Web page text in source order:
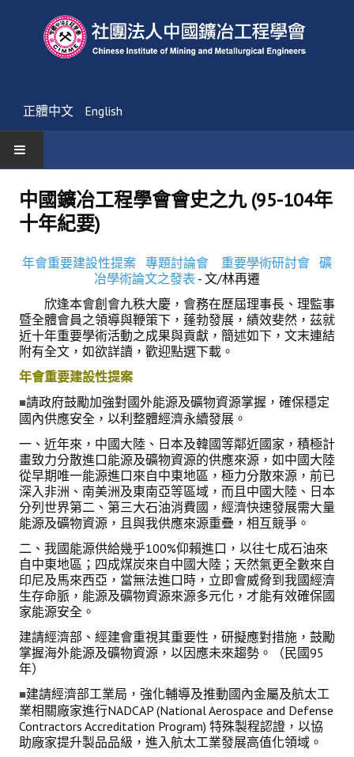
正體中文 English
首頁
最新消息
活動通告
學會簡介
理事長的話
學會會史
學會會歌
學會會址沿革
學會組織與架構
架構圖
理監事會
現任學會職員錄
重要章則
論文評選辦法
學生獎勵金申請辦法
盧善棟獎學金評選辦法
鑛冶期刊徵稿
中國鑛冶工程學會會史之九 (95-104年
十年紀要)
年會重要建設性提案 專題討論會 重要學術研討會 礦
冶學術論文之發表 - 文/林再遷
欣逢本會創會九秩大慶，會務在歷屆理事長、理監事
暨全體會員之領導與鞭策下，蓬勃發展，績效斐然，茲就
近十年重要學術活動之成果與貢獻，簡述如下，文末連結
附有全文，如欲詳讀，歡迎點選下載。
年會重要建設性提案
■請政府鼓勵加強對國外能源及礦物資源掌握，確保穩定
國內供應安全，以利整體經濟永續發展。
一、近年來，中國大陸、日本及韓國等鄰近國家，積極計
畫致力分散進口能源及礦物資源的供應來源，如中國大陸
從早期唯一能源進口來自中東地區，極力分散來源，前已
深入非洲、南美洲及東南亞等區域，而且中國大陸、日本
分列世界第二、第三大石油消費國，經濟快速發展需大量
能源及礦物資源，且與我供應來源重疊，相互競爭。
二、我國能源供給幾乎100%仰賴進口，以往七成石油來
自中東地區；四成煤炭來自中國大陸；天然氣更全數來自
印尼及馬來西亞，當無法進口時，立即會威脅到我國經濟
生存命脈，能源及礦物資源來源多元化，才能有效確保國
家能源安全。
建請經濟部、經建會重視其重要性，研擬應對措施，鼓勵
掌握海外能源及礦物資源，以因應未來趨勢。（民國95
年）
■建請經濟部工業局，強化輔導及推動國內金屬及航太工
業相關廠家進行NADCAP (National Aerospace and Defense
Contractors Accreditation Program) 特殊製程認證，以協
助廠家提升製品品級，進入航太工業發展高值化領域。